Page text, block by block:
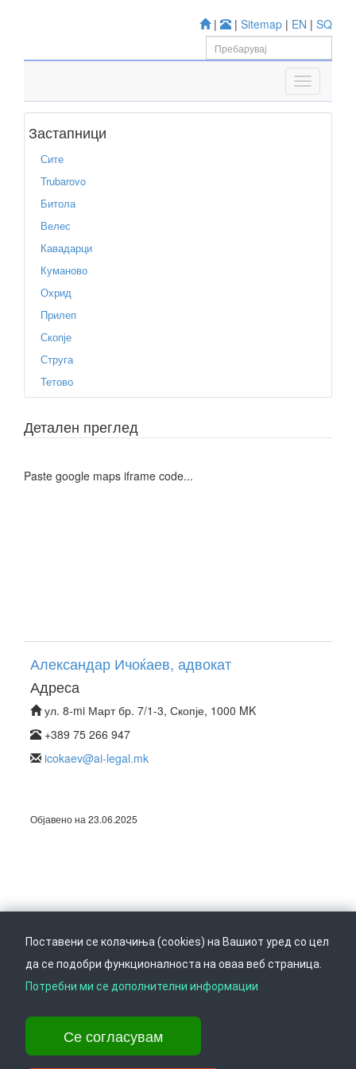
| | Sitemap | EN | SQ
Застапници
Сите
Trubarovo
Битола
Велес
Кавадарци
Куманово
Охрид
Прилеп
Скопје
Струга
Тетово
Детален преглед
Paste google maps iframe code...
Александар Ичоќаев, адвокат
Адреса
ул. 8-mi Март бр. 7/1-3, Скопје, 1000 MK
+389 75 266 947
icokaev@ai-legal.mk
Објавено на 23.06.2025
Врати се горе Следете не на
Ул. Даме Груев 14, Катна гаража Беко на 1-виот кат, 1000 Скопје,
Поставени се колачиња (cookies) на Вашиот уред со цел
да се подобри функционалноста на оваа веб страница.
Потребни ми се дополнителни информации
Се согласувам